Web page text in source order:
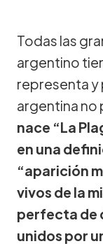
Todas las
argentino
representa y
argentina no
nace “La
en una
“aparición
vivos de la
perfecta de
unidos por